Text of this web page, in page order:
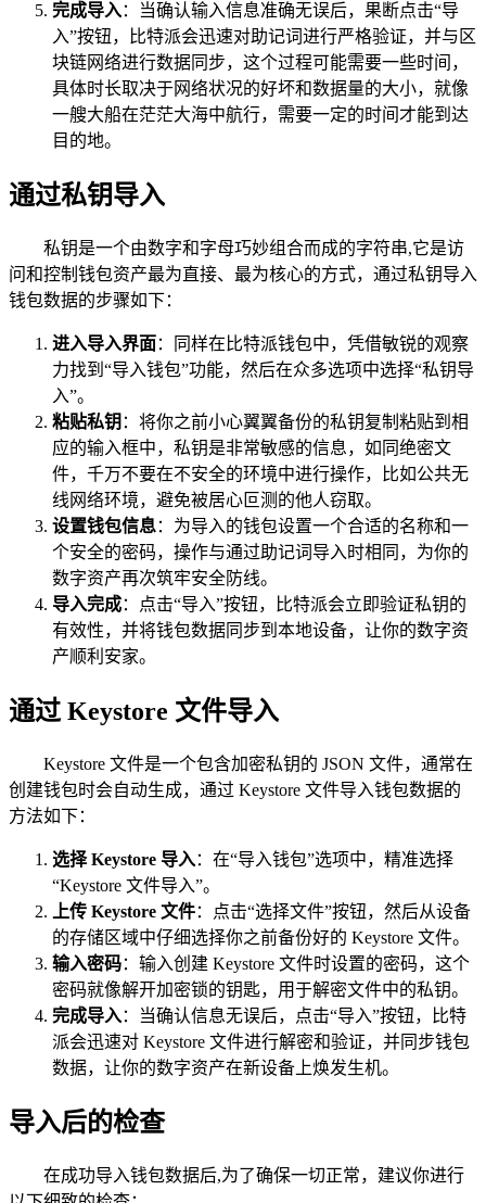
完成导入：当确认输入信息准确无误后，果断点击“导
入”按钮，比特派会迅速对助记词进行严格验证，并与区
块链网络进行数据同步，这个过程可能需要一些时间，
具体时长取决于网络状况的好坏和数据量的大小，就像
一艘大船在茫茫大海中航行，需要一定的时间才能到达
目的地。
通过私钥导入
私钥是一个由数字和字母巧妙组合而成的字符串,它是访
问和控制钱包资产最为直接、最为核心的方式，通过私钥导入
钱包数据的步骤如下：
进入导入界面：同样在比特派钱包中，凭借敏锐的观察
力找到“导入钱包”功能，然后在众多选项中选择“私钥导
入”。
粘贴私钥 ：将你之前小心翼翼备份的私钥复制粘贴到相
应的输入框中，私钥是非常敏感的信息，如同绝密文
件，千万不要在不安全的环境中进行操作，比如公共无
线网络环境，避免被居心叵测的他人窃取。
设置钱包信息：为导入的钱包设置一个合适的名称和一
个安全的密码，操作与通过助记词导入时相同，为你的
数字资产再次筑牢安全防线。
导入完成：点击“导入”按钮，比特派会立即验证私钥的
有效性，并将钱包数据同步到本地设备，让你的数字资
产顺利安家。
通过 Keystore 文件导入
Keystore 文件是一个包含加密私钥的 JSON 文件，通常在
创建钱包时会自动生成，通过 Keystore 文件导入钱包数据的
方法如下：
选择 Keystore 导入：在“导入钱包”选项中，精准选择
“Keystore 文件导入”。
上传 Keystore 文件：点击“选择文件”按钮，然后从设备
的存储区域中仔细选择你之前备份好的 Keystore 文件。
输入密码：输入创建 Keystore 文件时设置的密码，这个
密码就像解开加密锁的钥匙，用于解密文件中的私钥。
完成导入：当确认信息无误后，点击“导入”按钮，比特
派会迅速对 Keystore 文件进行解密和验证，并同步钱包
数据，让你的数字资产在新设备上焕发生机。
导入后的检查
在成功导入钱包数据后,为了确保一切正常，建议你进行